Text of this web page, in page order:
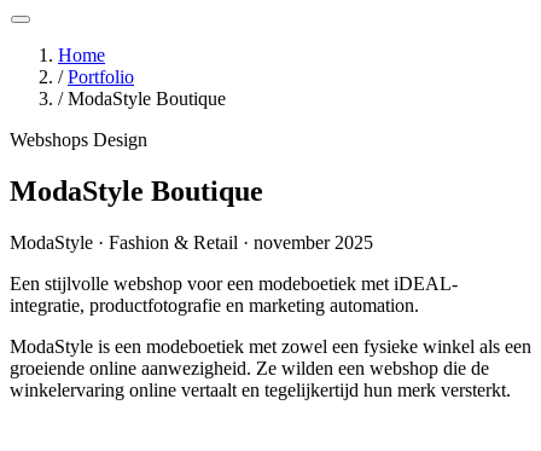
Home
/ Portfolio
/ ModaStyle Boutique
Webshops Design
ModaStyle Boutique
ModaStyle · Fashion & Retail · november 2025
Een stijlvolle webshop voor een modeboetiek met iDEAL-
integratie, productfotografie en marketing automation.
ModaStyle is een modeboetiek met zowel een fysieke winkel als een
groeiende online aanwezigheid. Ze wilden een webshop die de
winkelervaring online vertaalt en tegelijkertijd hun merk versterkt.